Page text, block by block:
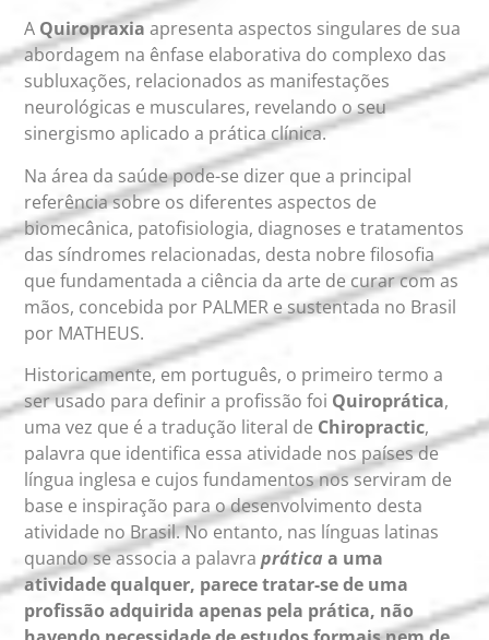
A Quiropraxia apresenta aspectos singulares de sua
abordagem na ênfase elaborativa do complexo das
subluxações, relacionados as manifestações
neurológicas e musculares, revelando o seu
sinergismo aplicado a prática clínica.
Na área da saúde pode-se dizer que a principal
referência sobre os diferentes aspectos de
biomecânica, patofisiologia, diagnoses e tratamentos
das síndromes relacionadas, desta nobre filosofia
que fundamentada a ciência da arte de curar com as
mãos, concebida por PALMER e sustentada no Brasil
por MATHEUS.
Historicamente, em português, o primeiro termo a
ser usado para definir a profissão foi Quiroprática,
uma vez que é a tradução literal de Chiropractic,
palavra que identifica essa atividade nos países de
língua inglesa e cujos fundamentos nos serviram de
base e inspiração para o desenvolvimento desta
atividade no Brasil. No entanto, nas línguas latinas
quando se associa a palavraprática a uma
atividade qualquer, parece tratar-se de uma
profissão adquirida apenas pela prática, não